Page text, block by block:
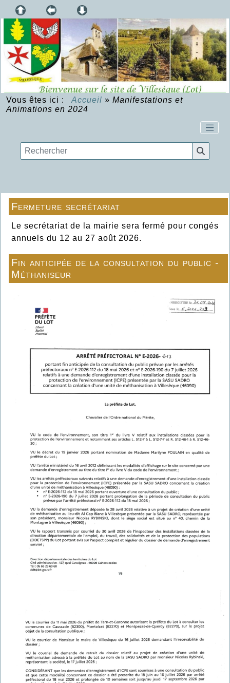
Vous êtes ici : Accueil » Manifestations et
Animations en 2024
Fermeture secrétariat
Le secrétariat de la mairie sera fermé pour congés
annuels du 12 au 27 août 2026.
Fin anticipée de la consultation du public -
Méthaniseur